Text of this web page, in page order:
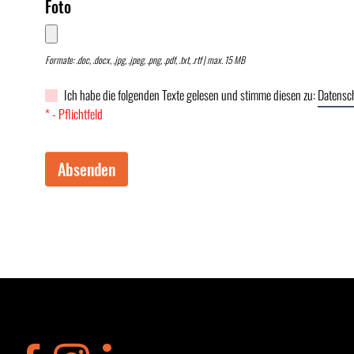
Foto
Formate: .doc, .docx, .jpg, .jpeg, .png, .pdf, .txt, .rtf | max. 15 MB
Ich habe die folgenden Texte gelesen und stimme diesen zu:
* - Pflichtfeld
Absenden